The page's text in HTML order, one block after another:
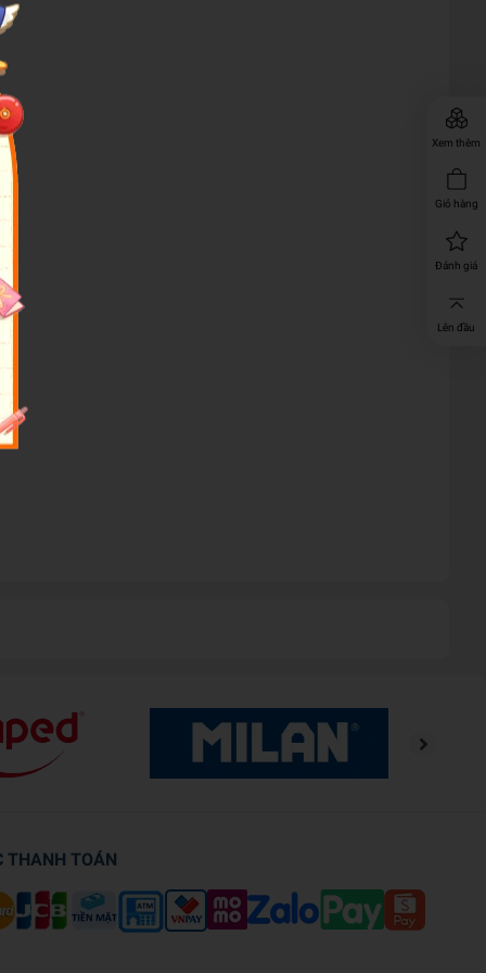
Xem thêm
Giỏ hàng
Đánh giá
Lên đầu
TOÁN